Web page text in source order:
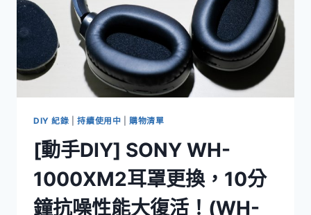
換
FEAT.
日
本
NWB
AQUA
骨
刷
(26″
+14″)
DIY 紀錄 |持續使用中 |購物清單
[動手DIY] SONY WH-
1000XM2耳罩更換，10分
鐘抗噪性能大復活！(WH-